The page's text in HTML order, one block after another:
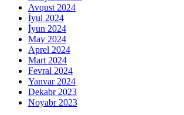
Avqust 2024
İyul 2024
İyun 2024
May 2024
Aprel 2024
Mart 2024
Fevral 2024
Yanvar 2024
Dekabr 2023
Noyabr 2023